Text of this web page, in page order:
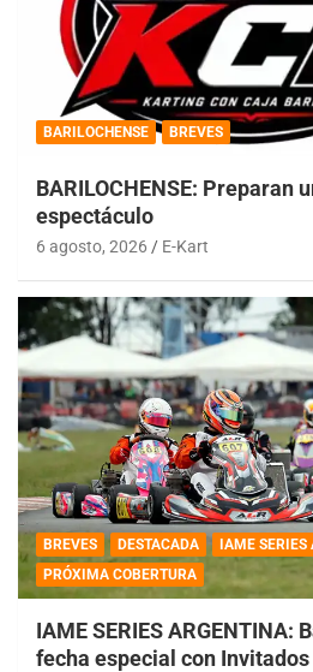
BARILOCHENSE BREVES
BARILOCHENSE: Preparan
espectáculo
6 agosto, 2026 E-Kart
BREVES DESTACADA
IAME
PRÓXIMA COBERTURA
IAME SERIES ARGENTINA:
fecha especial con Invitados